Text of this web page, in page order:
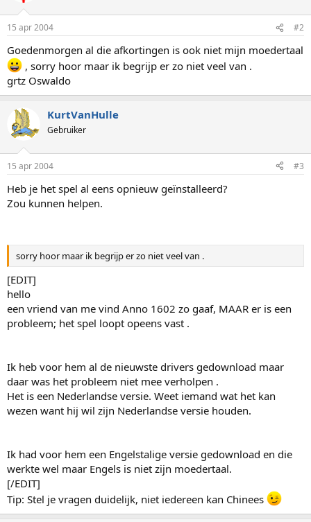
15 apr 2004 #2
Goedenmorgen al die afkortingen is ook niet mijn moedertaal
, sorry hoor maar ik begrijp er zo niet veel van .
grtz Oswaldo
KurtVanHulle
Gebruiker
15 apr 2004 #3
Heb je het spel al eens opnieuw geïnstalleerd?
Zou kunnen helpen.
sorry hoor maar ik begrijp er zo niet veel van .
[EDIT]
hello
een vriend van me vind Anno 1602 zo gaaf, MAAR er is een
probleem; het spel loopt opeens vast .
Ik heb voor hem al de nieuwste drivers gedownload maar
daar was het probleem niet mee verholpen .
Het is een Nederlandse versie. Weet iemand wat het kan
wezen want hij wil zijn Nederlandse versie houden.
Ik had voor hem een Engelstalige versie gedownload en die
werkte wel maar Engels is niet zijn moedertaal.
[/EDIT]
Tip: Stel je vragen duidelijk, niet iedereen kan Chinees